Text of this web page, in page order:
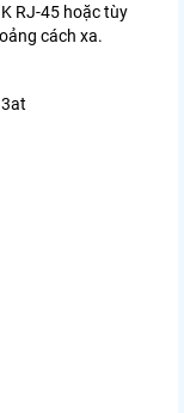
RJ-45 hoặc tùy
cách xa.